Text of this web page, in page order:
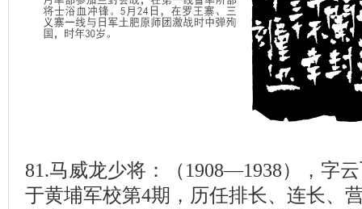
81.马威龙少将：（1908—1938），字
于黄埔军校第4期，历任排长、连长、